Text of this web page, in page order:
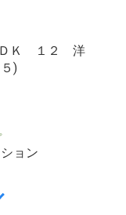
ＤＫ １２ 洋
)
ョン